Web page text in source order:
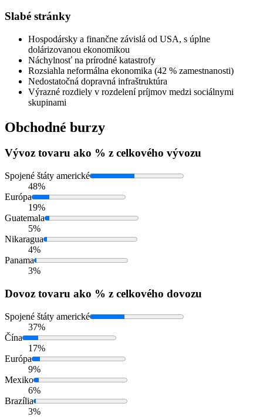
Slabé stránky
Hospodársky a finančne závislá od USA, s úplne
dolárizovanou ekonomikou
Náchylnosť na prírodné katastrofy
Rozsiahla neformálna ekonomika (42 % zamestnanosti)
Nedostatočná dopravná infraštruktúra
Výrazné rozdiely v rozdelení príjmov medzi sociálnymi
skupinami
Obchodné burzy
Vývoz tovaru ako % z celkového vývozu
Spojené štáty americké
48%
Európa
19%
Guatemala
5%
Nikaragua
4%
Panama
3%
Dovoz tovaru ako % z celkového dovozu
Spojené štáty americké
37%
Čína
17%
Európa
9%
Mexiko
6%
Brazília
3%